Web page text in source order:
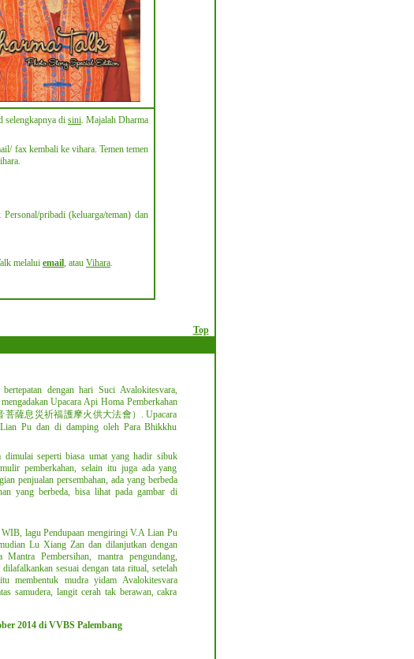
selengkapnya di sini. Majalah Dharma
fax kembali ke vihara. Temen temen
pribadi (keluarga/teman) dan
melalui email, atau Vihara.
Top
dengan hari Suci Avalokitesvara,
Upacara Api Homa Pemberkahan
菩薩息災祈福護摩火供大法會）. Upacara
Pu dan di damping oleh Para Bhikkhu
dimulai seperti biasa umat yang hadir sibuk
pemberkahan, selain itu juga ada yang
penjualan persembahan, ada yang berbeda
yang berbeda, bisa lihat pada gambar di
lagu Pendupaan mengiringi V.A Lian Pu
Lu Xiang Zan dan dilanjutkan dengan
Pembersihan, mantra pengundang,
sesuai dengan tata ritual, setelah
membentuk mudra yidam Avalokitesvara
samudera, langit cerah tak berawan, cakra
2014 di VVBS Palembang